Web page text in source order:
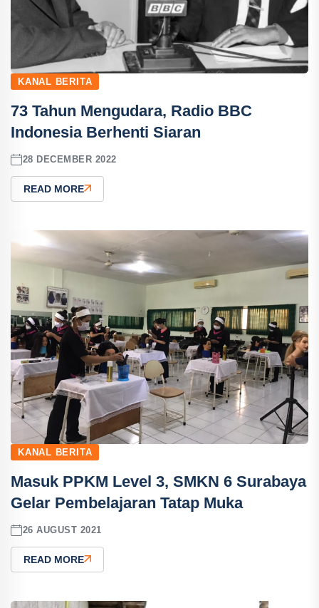
KANAL BERITA
73 Tahun Mengudara, Radio BBC
Indonesia Berhenti Siaran
28 DECEMBER 2022
READ MORE
KANAL BERITA
Masuk PPKM Level 3, SMKN 6 Surabaya
Gelar Pembelajaran Tatap Muka
26 AUGUST 2021
READ MORE